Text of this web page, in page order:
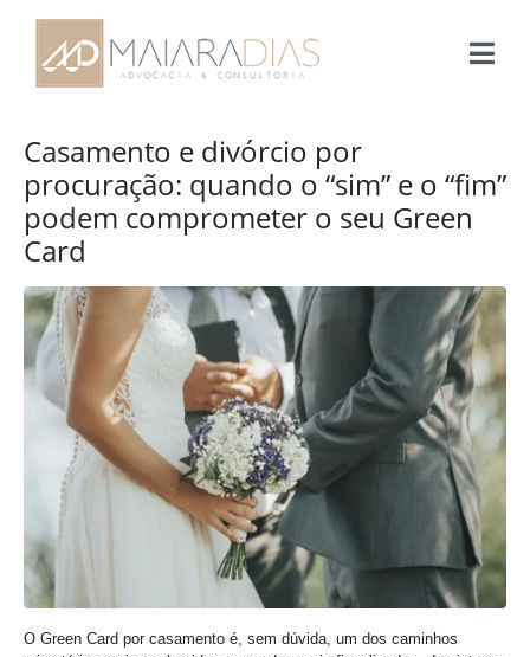
Casamento e divórcio por
procuração: quando o “sim” e o “fim”
podem comprometer o seu Green
Card
O Green Card por casamento é, sem dúvida, um dos caminhos